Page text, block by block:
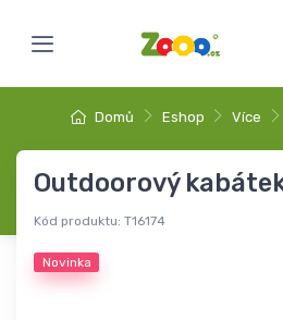
Domů Eshop Více
Outdoorový
Kód produktu: T16174
Novinka